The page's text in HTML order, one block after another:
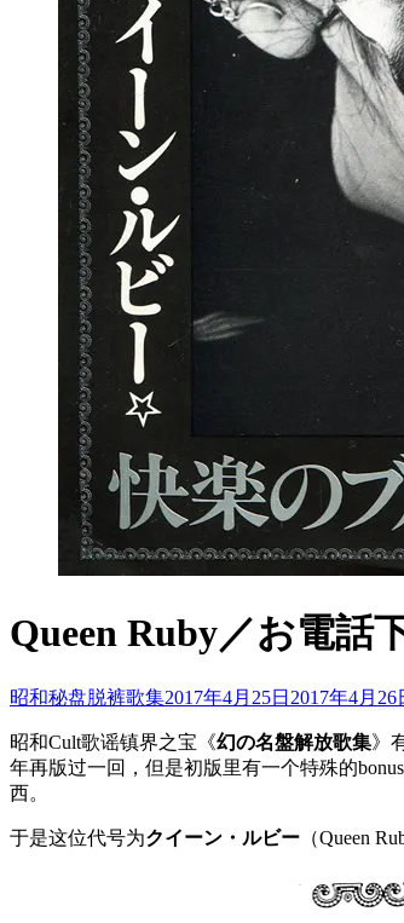
Queen Ruby／お電話
昭和秘盘脱裤歌集2017年4月25日 2017年4月26
昭和Cult歌谣镇界之宝《幻の名盤解放歌集》
年再版过一回，但是初版里有一个特殊的
西。
于是这位代号为クイーン・ルビー （Queen